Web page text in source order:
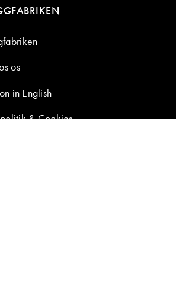
os
in English
& Cookies